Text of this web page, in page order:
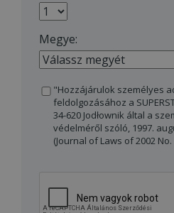
Megye:
"Hozzájárulok személyes
feldolgozásához a
34-620 Jodłownik által a
védelméről szóló, 1997.
(Journal of Laws of 2002 No.